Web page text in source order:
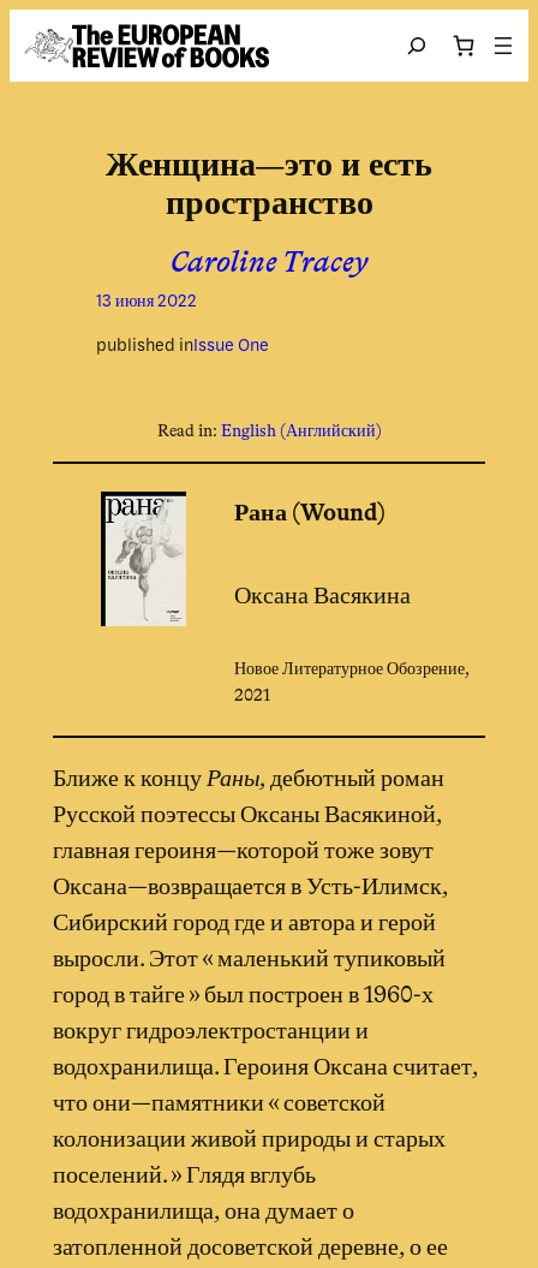
Перейти к содержимому
Search
Женщина—это и есть
пространство
Caroline Tracey
13 июня 2022
published inIssue One
Read in: English (Английский)
Рана (Wound)
Оксана Васякина
Новое Литературное Обозрение,
2021
Ближе к концу Раны, дебютный роман
Русской поэтессы Оксаны Васякиной,
главная героиня—которой тоже зовут
Оксана—возвращается в Усть-Илимск,
Сибирский город где и автора и герой
выросли. Этот « маленький тупиковый
город в тайге » был построен в 1960-х
вокруг гидроэлектростанции и
водохранилища. Героиня Оксана считает,
что они—памятники « советской
колонизации живой природы и старых
поселений. » Глядя вглубь
водохранилища, она думает о
затопленной досоветской деревне, о ее